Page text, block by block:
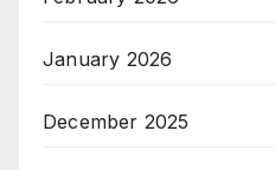
January 2026
December 2025